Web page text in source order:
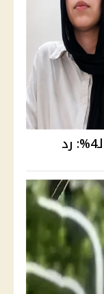
القصة الكاملة لأزمة ريم صاحبة الـ4%: رد